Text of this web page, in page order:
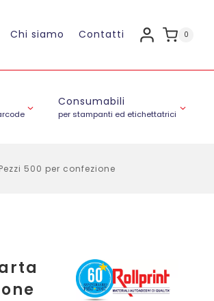
Chi siamo Contatti 0
Consumabili
per stampanti ed etichettatrici
500 per confezione